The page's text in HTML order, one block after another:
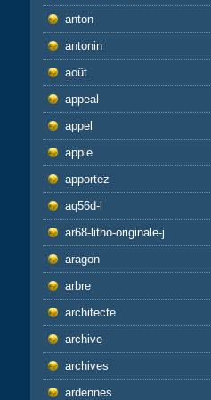
anton
antonin
août
appeal
appel
apple
apportez
aq56d-l
ar68-litho-originale-j
aragon
arbre
architecte
archive
archives
ardennes